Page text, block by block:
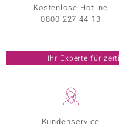
Kundenservice
Kostenlose Hotline
0800 227 44 13
Ihr Experte für